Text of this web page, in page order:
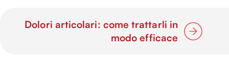
Dolori articolari: come trattarli in
modo efficace